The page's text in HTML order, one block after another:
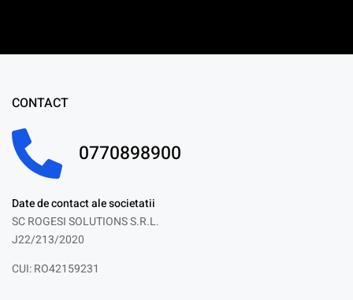
CONTACT
0770898900
Date de contact ale societatii
SC ROGESI SOLUTIONS S.R.L.
J22/213/2020
CUI: RO42159231